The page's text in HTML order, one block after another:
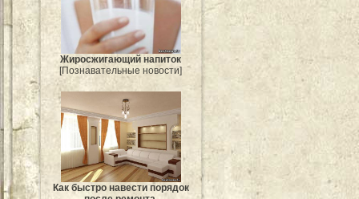
Жиросжигающий напиток
[Познавательные новости]
Как быстро навести порядок